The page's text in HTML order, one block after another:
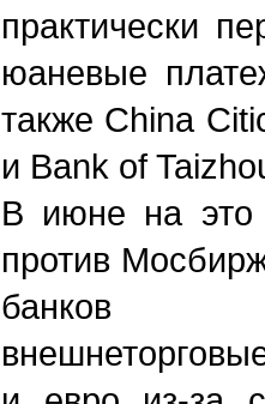
практически
юаневые
также China
и Bank of
В июне на это
против
банков